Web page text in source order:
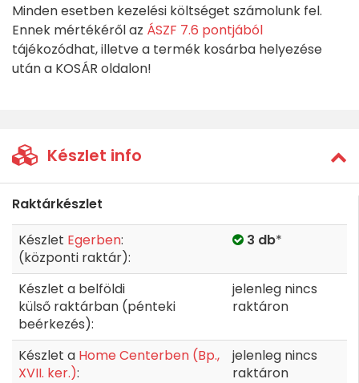
Minden esetben kezelési költséget számolunk fel.
Ennek mértékéről az ÁSZF 7.6 pontjából
tájékozódhat, illetve a termék kosárba helyezése
után a KOSÁR oldalon!
Készlet info
Raktárkészlet
Készlet Egerben:
(központi raktár):
3 db*
Készlet a belföldi
külső raktárban (pénteki
beérkezés):
jelenleg nincs
raktáron
Készlet a Home Centerben (Bp.,
XVII. ker.):
jelenleg nincs
raktáron